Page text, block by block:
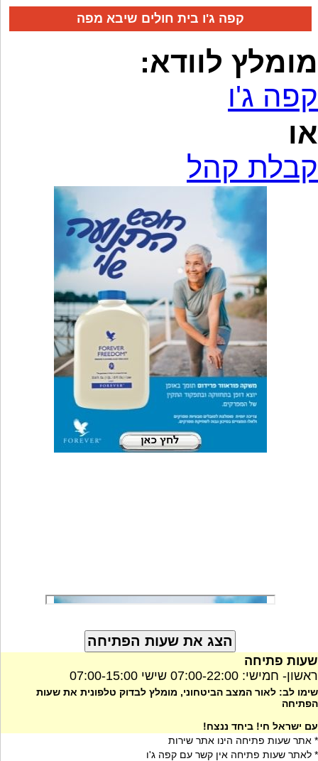
קפה ג'ו בית חולים שיבא מפה
מומלץ לוודא:
קפה ג'ו
או
קבלת קהל
שעות פתיחה
ראשון- חמישי: 07:00-22:00 שישי 07:00-15:00
שימו לב: לאור המצב הביטחוני, מומלץ לבדוק טלפונית את שעות
הפתיחה
עם ישראל חי! ביחד ננצח!
* אתר שעות פתיחה הינו אתר שירות
* לאתר שעות פתיחה אין קשר עם קפה ג'ו